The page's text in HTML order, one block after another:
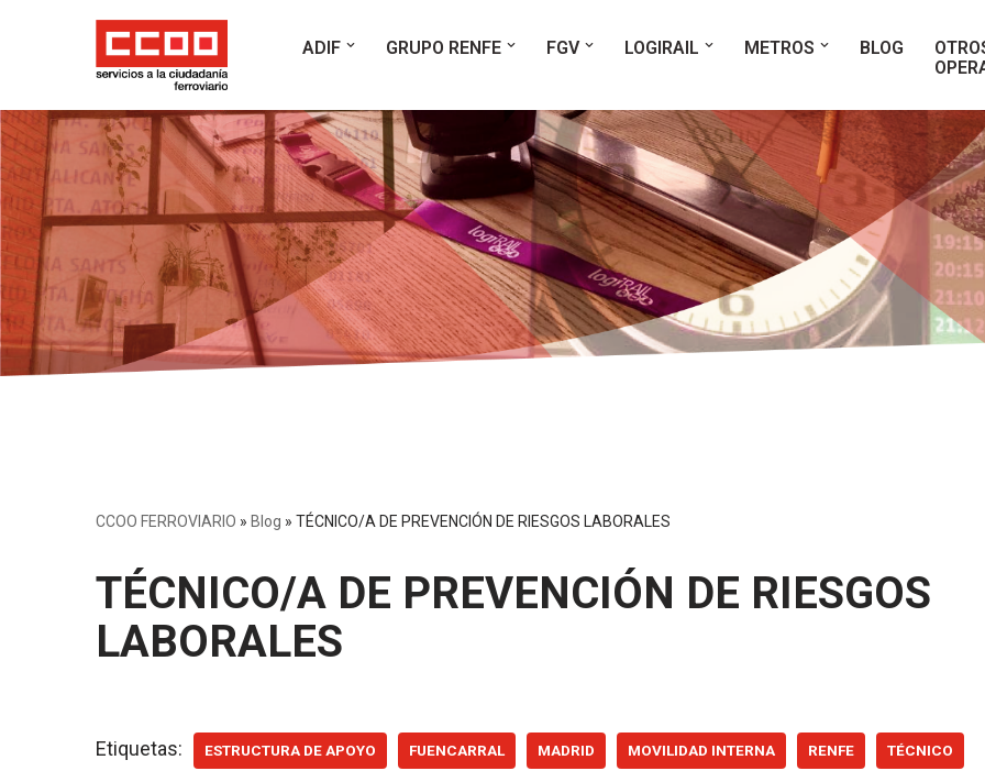
contenido
ADIF GRUPO RENFE FGV LOGIRAIL METROS BLOG
CCOO FERROVIARIO » Blog » TÉCNICO/A DE PREVENCIÓN DE RIESGOS LABORALES
TÉCNICO/A DE PREVENCIÓN DE RIESGOS
LABORALES
Etiquetas: ESTRUCTURA DE APOYO FUENCARRAL MADRID MOVILIDAD INTERNA RENFE TÉCNICO